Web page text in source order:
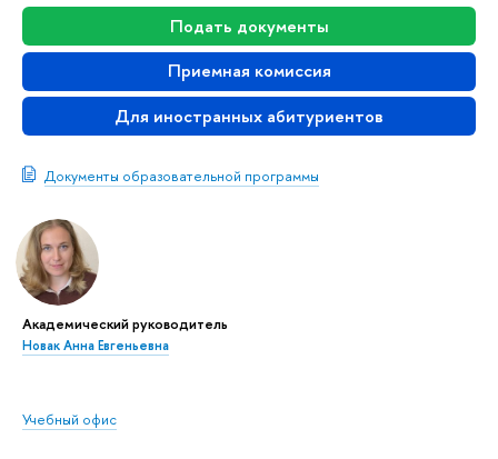
Подать документы
Приемная комиссия
Для иностранных абитуриентов
Документы образовательной программы
Академический руководитель
Новак Анна Евгеньевна
Учебный офис